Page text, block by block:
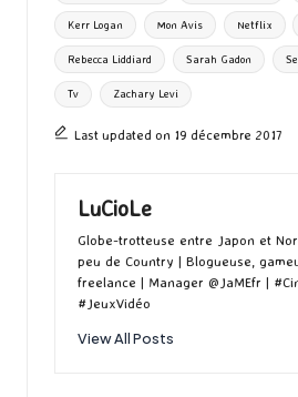
er
Kerr Logan Mon Avis Netflix
Rebecca Liddiard Sarah Gadon
Tv Zachary Levi
Last updated on 19 décembre 2017
LuCioLe
Globe-trotteuse entre Japon et
peu de Country | Blogueuse,
freelance | Manager @JaMEfr |
#JeuxVidéo
View All Posts